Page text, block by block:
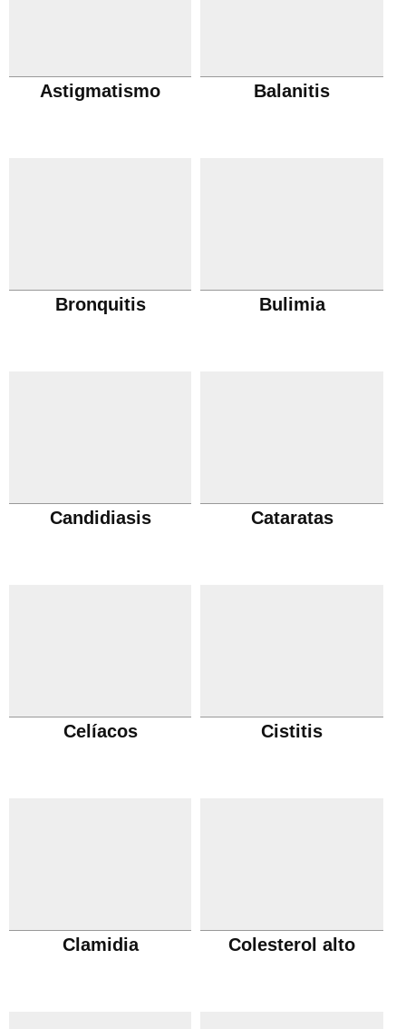
Astigmatismo Balanitis
Bronquitis Bulimia
Candidiasis Cataratas
Celíacos Cistitis
Clamidia Colesterol alto